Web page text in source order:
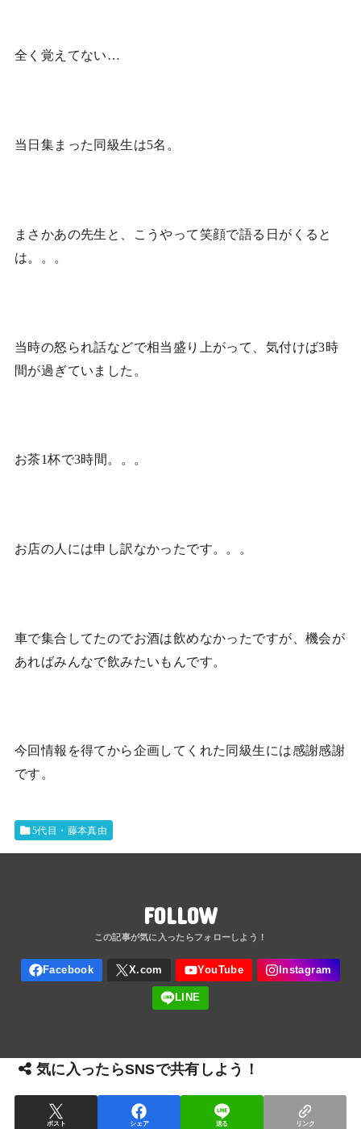
全く覚えてない…
当日集まった同級生は5名。
まさかあの先生と、こうやって笑顔で語る日がくると
は。。。
当時の怒られ話などで相当盛り上がって、気付けば3時
間が過ぎていました。
お茶1杯で3時間。。。
お店の人には申し訳なかったです。。。
車で集合してたのでお酒は飲めなかったですが、機会が
あればみんなで飲みたいもんです。
今回情報を得てから企画してくれた同級生には感謝感謝
です。
5代目・藤本真由
FOLLOW
気に入ったらSNSで共有しよう！
ポスト シェア 送る リンク